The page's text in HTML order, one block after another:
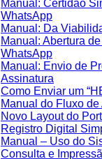
Manual: Certidão
WhatsApp
Manual: Da
Manual: Abertura
WhatsApp
Manual: Envio de
Assinatura
Como Enviar um
Manual do Fluxo
Novo Layout do
Registro Digital
Manual – Uso do
Consulta e